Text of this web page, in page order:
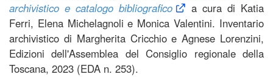
archivistico e catalogo bibliografico
a cura di Katia
Ferri, Elena Michelagnoli e Monica Valentini. Inventario
archivistico di Margherita Cricchio e Agnese Lorenzini,
Edizioni dell'Assemblea del Consiglio regionale della
Toscana, 2023 (EDA n. 253).